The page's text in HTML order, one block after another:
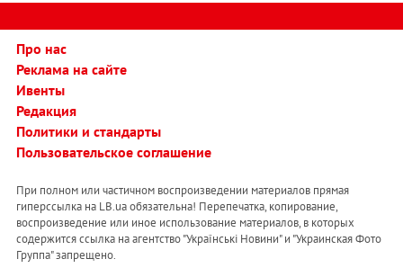
Про нас
Реклама на сайте
Ивенты
Редакция
Политики и стандарты
Пользовательское соглашение
При полном или частичном воспроизведении материалов прямая
гиперссылка на LB.ua обязательна! Перепечатка, копирование,
воспроизведение или иное использование материалов, в которых
содержится ссылка на агентство "Українськi Новини" и "Украинская Фото
Группа" запрещено.